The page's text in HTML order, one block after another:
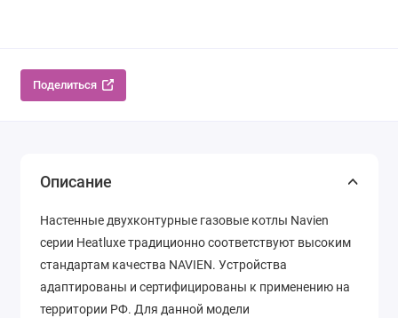
Поделиться
Описание
Настенные двухконтурные газовые котлы Navien
серии Heatluxe традиционно соответствуют высоким
стандартам качества NAVIEN. Устройства
адаптированы и сертифицированы к применению на
территории РФ. Для данной модели